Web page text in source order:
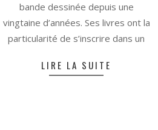
bande dessinée depuis une
vingtaine d’années. Ses livres ont la
particularité de s’inscrire dans un
LIRE LA SUITE